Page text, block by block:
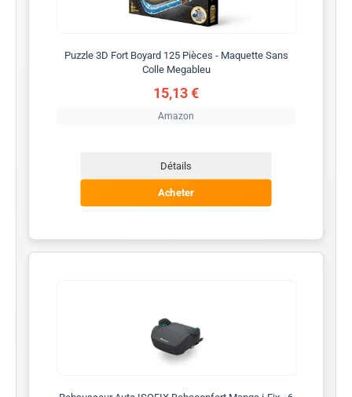
Puzzle 3D Fort Boyard 125 Pièces - Maquette Sans
Colle Megableu
15,13 €
Amazon
Détails
Acheter